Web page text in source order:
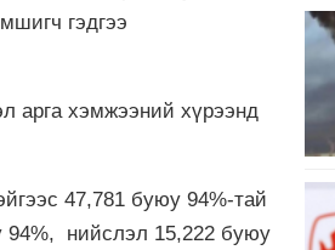
гэдгээ
арга хэмжээний хүрээнд
47,781 буюу 94%-тай
94%, нийслэл 15,222 буюу